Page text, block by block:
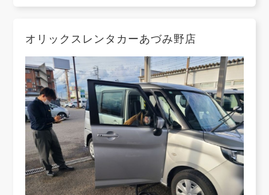
オリックスレンタカーあづみ野店